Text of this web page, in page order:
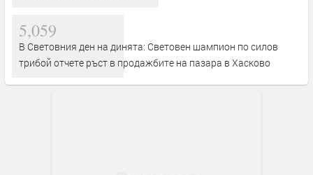
5,059
В Световния ден на динята: Световен шампион по силов
трибой отчете ръст в продажбите на пазара в Хасково